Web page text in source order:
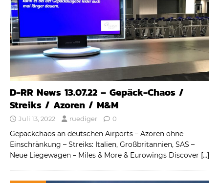
D-RR News 13.07.22 – Gepäck-Chaos /
Streiks / Azoren / M&M
Juli 13, 2022 ruediger 0
Gepäckchaos an deutschen Airports – Azoren ohne
Einschränkung – Streiks: Italien, Großbritannien, SAS –
Neue Liegewagen – Miles & More & Eurowings Discover […]